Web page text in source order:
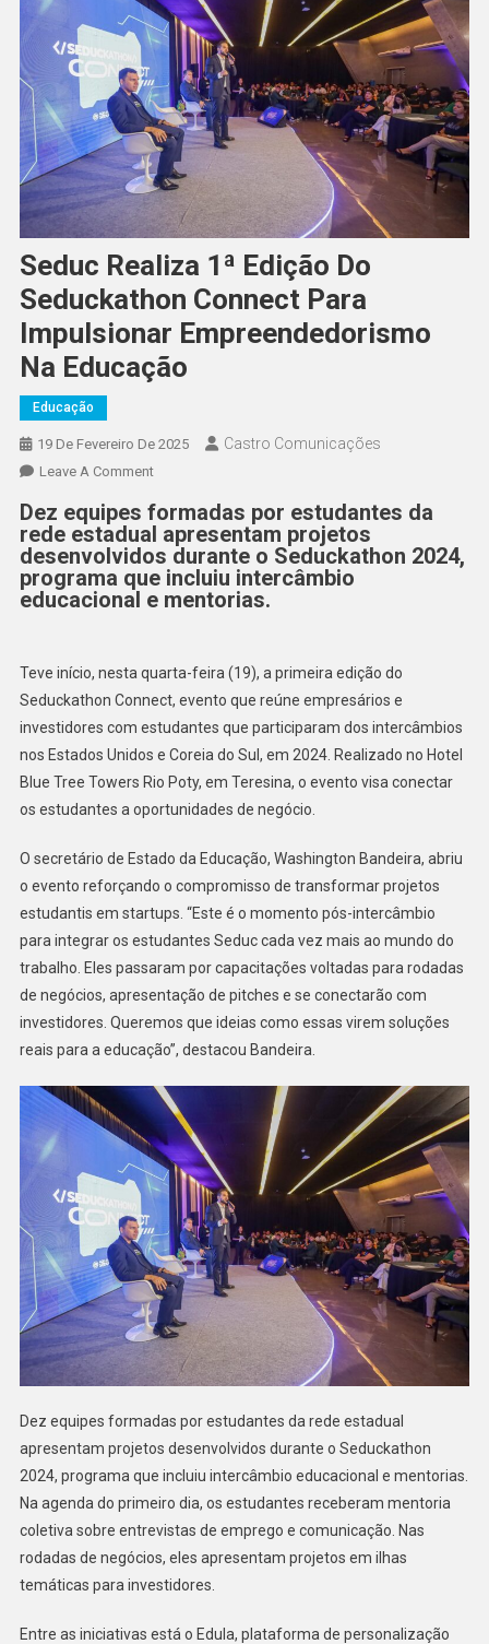
Seduc Realiza 1ª Edição Do
Seduckathon Connect Para
Impulsionar Empreendedorismo
Na Educação
Educação
19 De Fevereiro De 2025 Castro Comunicações
Leave A Comment
Dez equipes formadas por estudantes da
rede estadual apresentam projetos
desenvolvidos durante o Seduckathon 2024,
programa que incluiu intercâmbio
educacional e mentorias.
Teve início, nesta quarta-feira (19), a primeira edição do
Seduckathon Connect, evento que reúne empresários e
investidores com estudantes que participaram dos intercâmbios
nos Estados Unidos e Coreia do Sul, em 2024. Realizado no Hotel
Blue Tree Towers Rio Poty, em Teresina, o evento visa conectar
os estudantes a oportunidades de negócio.
O secretário de Estado da Educação, Washington Bandeira, abriu
o evento reforçando o compromisso de transformar projetos
estudantis em startups. “Este é o momento pós-intercâmbio
para integrar os estudantes Seduc cada vez mais ao mundo do
trabalho. Eles passaram por capacitações voltadas para rodadas
de negócios, apresentação de pitches e se conectarão com
investidores. Queremos que ideias como essas virem soluções
reais para a educação”, destacou Bandeira.
Dez equipes formadas por estudantes da rede estadual
apresentam projetos desenvolvidos durante o Seduckathon
2024, programa que incluiu intercâmbio educacional e mentorias.
Na agenda do primeiro dia, os estudantes receberam mentoria
coletiva sobre entrevistas de emprego e comunicação. Nas
rodadas de negócios, eles apresentam projetos em ilhas
temáticas para investidores.
Entre as iniciativas está o Edula, plataforma de personalização